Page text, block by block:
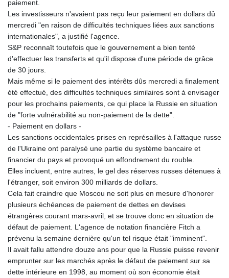
paiement.
Les investisseurs n'avaient pas reçu leur paiement en dollars dû
mercredi "en raison de difficultés techniques liées aux sanctions
internationales", a justifié l'agence.
S&P reconnaît toutefois que le gouvernement a bien tenté
d'effectuer les transferts et qu'il dispose d'une période de grâce
de 30 jours.
Mais même si le paiement des intérêts dûs mercredi a finalement
été effectué, des difficultés techniques similaires sont à envisager
pour les prochains paiements, ce qui place la Russie en situation
de "forte vulnérabilité au non-paiement de la dette".
- Paiement en dollars -
Les sanctions occidentales prises en représailles à l'attaque russe
de l'Ukraine ont paralysé une partie du système bancaire et
financier du pays et provoqué un effondrement du rouble.
Elles incluent, entre autres, le gel des réserves russes détenues à
l'étranger, soit environ 300 milliards de dollars.
Cela fait craindre que Moscou ne soit plus en mesure d'honorer
plusieurs échéances de paiement de dettes en devises
étrangères courant mars-avril, et se trouve donc en situation de
défaut de paiement. L'agence de notation financière Fitch a
prévenu la semaine dernière qu'un tel risque était "imminent".
Il avait fallu attendre douze ans pour que la Russie puisse revenir
emprunter sur les marchés après le défaut de paiement sur sa
dette intérieure en 1998, au moment où son économie était